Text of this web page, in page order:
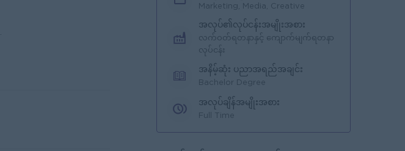
Marketing, Media, Creative
အလုပ်၏လုပ်ငန်းအမျိုးအစား
လက်ဝတ်ရတနာနှင့် ကျောက်မျက်ရတနာ
လုပ်ငန်း
အနိမ့်ဆုံး ပညာအရည်အချင်း
Bachelor Degree
အလုပ်ချိန်အမျိုးအစား
Full Time